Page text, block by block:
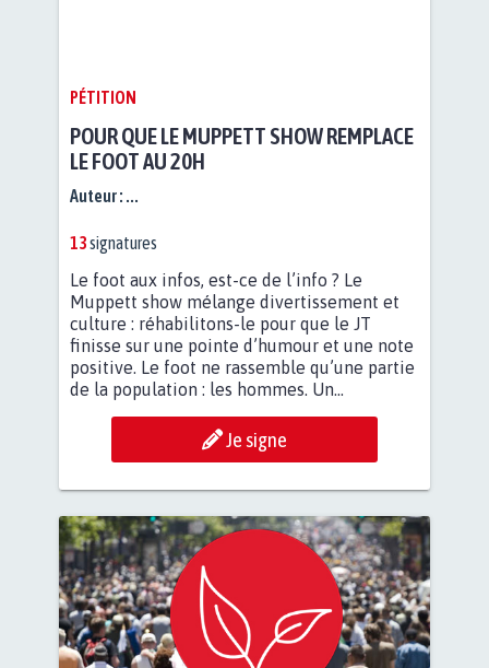
PÉTITION
POUR QUE LE MUPPETT SHOW REMPLACE
LE FOOT AU 20H
Auteur : ...
13signatures
Le foot aux infos, est-ce de l’info ? Le
Muppett show mélange divertissement et
culture : réhabilitons-le pour que le JT
finisse sur une pointe d’humour et une note
positive. Le foot ne rassemble qu’une partie
de la population : les hommes. Un...
Je signe